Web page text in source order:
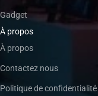
Gadget
À propos
À propos
Contactez nous
Politique de confidentialité